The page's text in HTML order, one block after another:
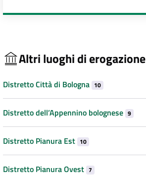
Altri luoghi di erogazione
Distretto Città di Bologna 10
Distretto dell’Appennino bolognese 9
Distretto Pianura Est 10
Distretto Pianura Ovest 7